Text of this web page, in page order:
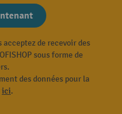
de recevoir des
sous forme de
des données pour la
ici.